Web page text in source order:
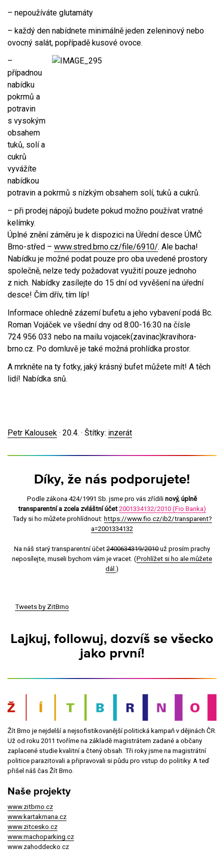
– nepoužíváte glutamáty
– každý den nabídnete minimálně jeden zeleninový nebo
ovocný salát, popřípadě kusové ovoce.
–
případnou
nabídku
pokrmů a
potravin
s vysokým
obsahem
tuků, solí a
cukrů
vyvážíte
nabídkou
potravin a pokrmů s nízkým obsahem solí, tuků a cukrů.
– při prodej nápojů budete pokud možno používat vratné
kelímky.
Úplné znění záměru je k dispozici na Úřední desce ÚMČ
Brno-střed – www.stred.brno.cz/file/6910/. Ale bacha!
Nabídku je možné podat pouze pro oba uvedené prostory
společně, nelze tedy požadovat využití pouze jednoho
z nich. Nabídky zasílejte do 15 dní od vyvěšení na úřední
desce! Čím dřív, tím líp!
Informace ohledně zázemí bufetu a jeho vybavení podá Bc.
Roman Vojáček ve všední dny od 8:00-16:30 na čísle
724 956 033 nebo na mailu vojacek(zavinac)kravihora-
brno.cz. Po domluvě je také možná prohlídka prostor.
A mrkněte na ty fotky, jaký krásný bufet můžete mít! A těch
lidí! Nabídka snů.
Petr Kalousek · 20.4. · Štítky: inzerát
Díky, že nás podporujete!
Podle zákona 424/1991 Sb. jsme pro vás zřídili nový, úplně
transparentní a zcela zvláštní účet 2001334132/2010 (Fio Banka)
Tady si ho můžete prohlídnout: https://www.fio.cz/ib2/transparent?
a=2001334132
Na náš starý transparentní účet 2400634319/2010 už prosím prachy
neposílejte, museli bychom vám je vracet. (Prohlížet si ho ale můžete
dál. )
Tweets by ZitBrno
Lajkuj, followuj, dozvíš se všecko
jako první!
Žít Brno je nejdelší a nejsofistikovanější politická kampaň v dějinách ČR.
Už od roku 2011 tvoříme na základě magistrátem zadané a občany
zaplacené studie kvalitní a čtený obsah. Tři roky jsme na magistrátní
politice parazitovali a připravovali si půdu pro vstup do politiky. A teď
přišel náš čas Žít Brno.
Naše projekty
www.zitbrno.cz
www.kartakrnana.cz
www.zitcesko.cz
www.machoparking.cz
www.zahoddecko.cz